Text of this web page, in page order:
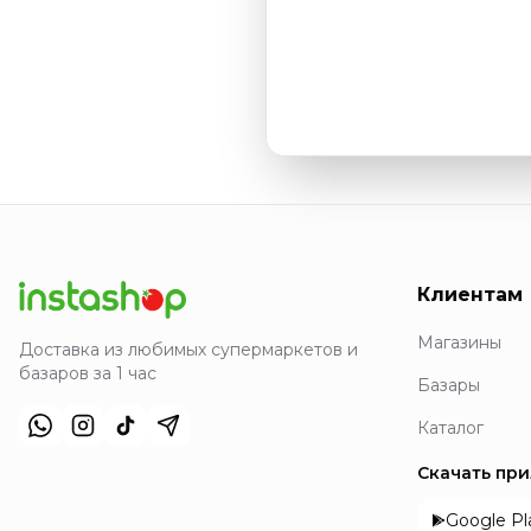
Доставка из любимых супермаркетов и
базаров за 1 час
Клиентам
Магазины
Базары
Каталог
Скачать
Google